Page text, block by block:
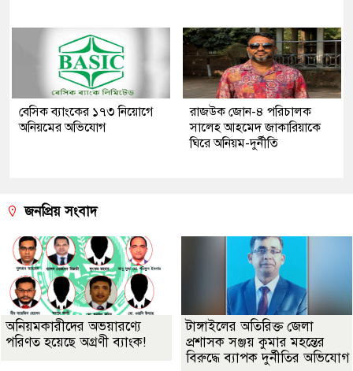
বেসিক ব্যাংকের ১৭৩ নিয়োগে
অনিয়মের অভিযোগ
রাজউক জোন-৪ পরিচালক
সালেহ আহমেদ জাকারিয়াকে
ঘিরে অনিয়ম-দুর্নীতি
জনপ্রিয় সংবাদ
অনিয়মকারীদের অভয়ারণ্যে
পরিণত হয়েছে অগ্রণী ব্যাংক!
টাঙ্গাইলের অতিরিক্ত জেলা
প্রশাসক সঞ্জয় কুমার মহন্তের
বিরুদ্ধে ব্যাপক দুর্নীতির অভিযোগ